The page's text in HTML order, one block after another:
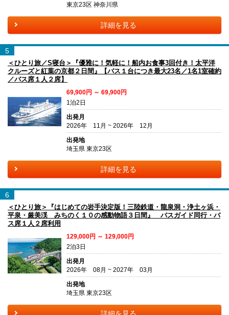
東京23区 神奈川県
詳細を見る
5
＜ひとり旅／S寝台＞『優雅に！気軽に！船内お食事3回付き！太平洋
クルーズと紅葉の京都２日間』【バス１台につき最大23名／1名1室確約
／バス席１人２席】
69,900円 ～ 69,900円
1泊2日
出発月
2026年 11月 ~ 2026年 12月
出発地
埼玉県 東京23区
詳細を見る
6
＜ひとり旅＞『はじめての岩手決定版！三陸鉄道・龍泉洞・浄土ヶ浜・
平泉・厳美渓 みちのく１０の感動物語３日間』 バスガイド同行・バ
ス席１人２席利用
129,000円 ～ 129,000円
2泊3日
出発月
2026年 08月 ~ 2027年 03月
出発地
埼玉県 東京23区